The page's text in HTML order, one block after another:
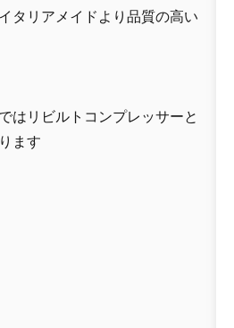
タリアメイドより品質の高い
はリビルトコンプレッサーと
ます